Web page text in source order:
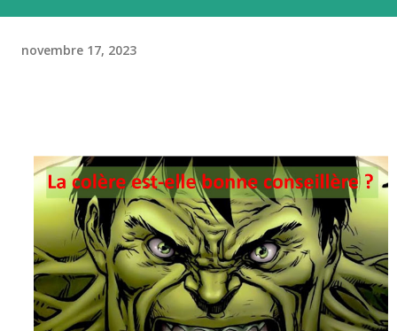
novembre 17, 2023